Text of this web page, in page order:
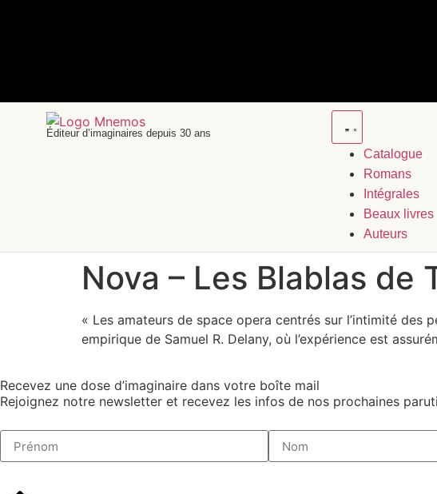
Éditeur d’imaginaires depuis 30 ans
Catalogue
Romans
Intégrales
Beaux livres
Auteurs
Nova – Les Blablas de
« Les amateurs de space opera centrés sur l’intimité
empirique de Samuel R. Delany, où l’expérience est
Recevez une dose d’imaginaire dans votre boîte mail
Rejoignez notre newsletter et recevez les infos de nos prochaines